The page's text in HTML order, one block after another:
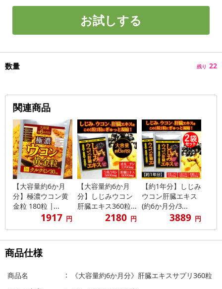
お試しする
数量 残り 22
関連商品
【大容量約6か月
分】極濃ウコン黄
金粒 180粒 |...
1917 円
【大容量約6か月
分】しじみウコン
肝臓エキス360粒...
2180 円
【約1年分】しじみ
ウコン肝臓エキス
(約6か月分/3...
3889 円
商品仕様
商品名
《大容量約6か月分》肝臓エキスサプリ360粒